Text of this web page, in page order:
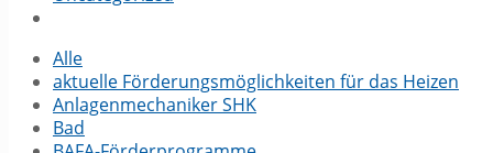
Alle
aktuelle Förderungsmöglichkeiten für das Heizen
Anlagenmechaniker SHK
Bad